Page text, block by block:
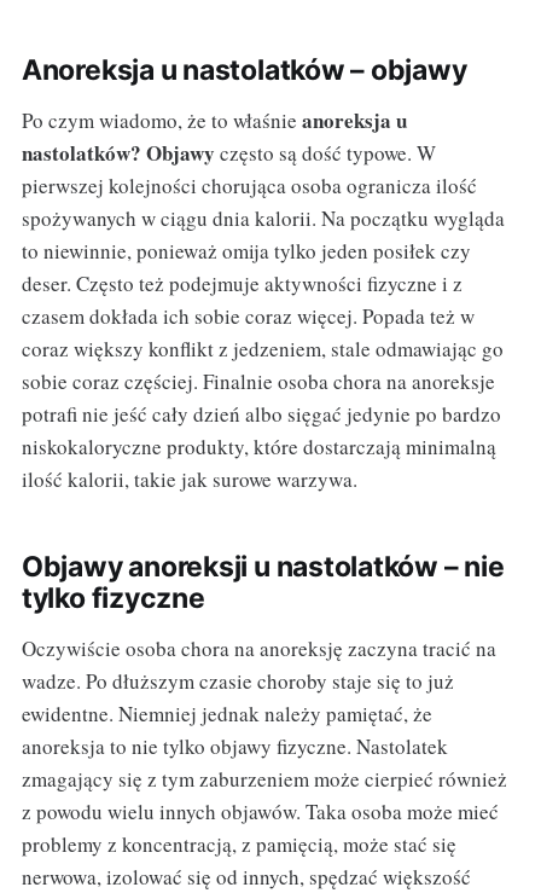
Anoreksja u nastolatków – objawy
Po czym wiadomo, że to właśnie anoreksja u
nastolatków? Objawy często są dość typowe. W
pierwszej kolejności chorująca osoba ogranicza ilość
spożywanych w ciągu dnia kalorii. Na początku wygląda
to niewinnie, ponieważ omija tylko jeden posiłek czy
deser. Często też podejmuje aktywności fizyczne i z
czasem dokłada ich sobie coraz więcej. Popada też w
coraz większy konflikt z jedzeniem, stale odmawiając go
sobie coraz częściej. Finalnie osoba chora na anoreksje
potrafi nie jeść cały dzień albo sięgać jedynie po bardzo
niskokaloryczne produkty, które dostarczają minimalną
ilość kalorii, takie jak surowe warzywa.
Objawy anoreksji u nastolatków – nie
tylko fizyczne
Oczywiście osoba chora na anoreksję zaczyna tracić na
wadze. Po dłuższym czasie choroby staje się to już
ewidentne. Niemniej jednak należy pamiętać, że
anoreksja to nie tylko objawy fizyczne. Nastolatek
zmagający się z tym zaburzeniem może cierpieć również
z powodu wielu innych objawów. Taka osoba może mieć
problemy z koncentracją, z pamięcią, może stać się
nerwowa, izolować się od innych, spędzać większość